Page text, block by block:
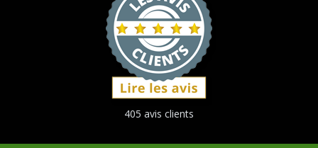
405 avis clients